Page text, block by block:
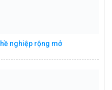
nghiệp rộng mở